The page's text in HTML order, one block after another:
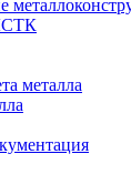
металла